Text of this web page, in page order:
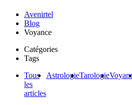
Avenirtel
Blog
Voyance
Catégories
Tags
Tous
les
articles
AstrologieTarologie